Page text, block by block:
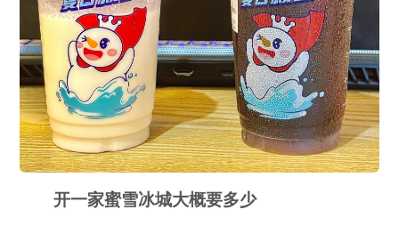
开一家蜜雪冰城大概要多少